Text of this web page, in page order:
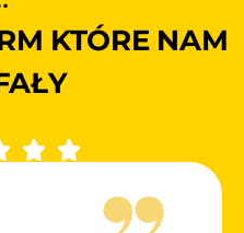
KTÓRE NAM